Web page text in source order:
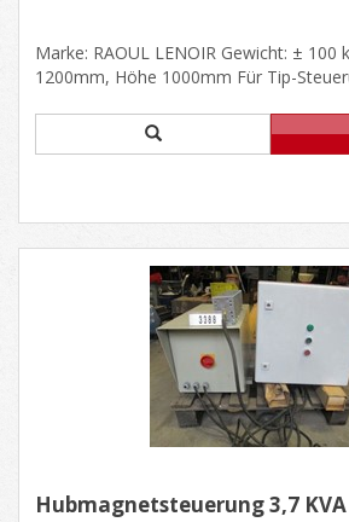
Marke: RAOUL LENOIR Gewicht: ± 100
1200mm, Höhe 1000mm Für Tip-
Hubmagnetsteuerung 3,7 KVA